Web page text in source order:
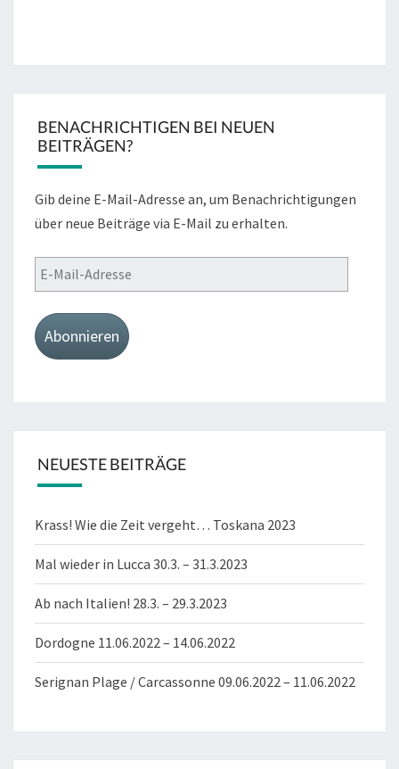
BENACHRICHTIGEN BEI NEUEN
BEITRÄGEN?
Gib deine E-Mail-Adresse an, um Benachrichtigungen
über neue Beiträge via E-Mail zu erhalten.
E-
Mail-
Adresse
Abonnieren
NEUESTE BEITRÄGE
Krass! Wie die Zeit vergeht… Toskana 2023
Mal wieder in Lucca 30.3. – 31.3.2023
Ab nach Italien! 28.3. – 29.3.2023
Dordogne 11.06.2022 – 14.06.2022
Serignan Plage / Carcassonne 09.06.2022 – 11.06.2022